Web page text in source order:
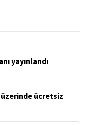
yayınlandı
üzerinde ücretsiz